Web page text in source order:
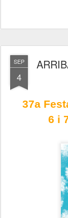
SEP
4
37a
6 i